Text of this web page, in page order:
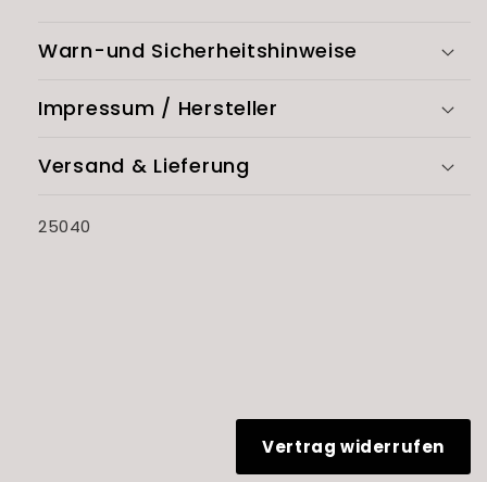
Warn-und Sicherheitshinweise
Impressum / Hersteller
Versand & Lieferung
SKU:
25040
Vertrag widerrufen